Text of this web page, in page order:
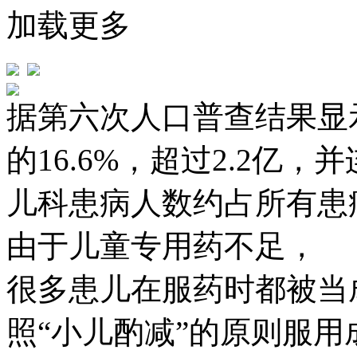
加载更多
据第六次人口普查结果显
的16.6%，超过2.2亿
儿科患病人数约占所有患
由于儿童专用药不足，
很多患儿在服药时都被当
照“小儿酌减”的原则服用